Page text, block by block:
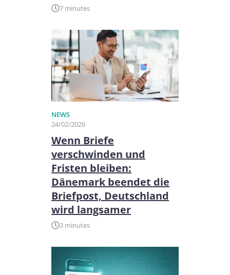
7 minutes
NEWS
24/02/2026
Wenn Briefe
verschwinden und
Fristen bleiben:
Dänemark beendet die
Briefpost, Deutschland
wird langsamer
3 minutes